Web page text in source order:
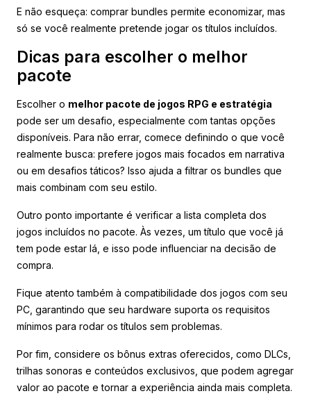
E não esqueça: comprar bundles permite economizar, mas
só se você realmente pretende jogar os títulos incluídos.
Dicas para escolher o melhor
pacote
Escolher o melhor pacote de jogos RPG e estratégia
pode ser um desafio, especialmente com tantas opções
disponíveis. Para não errar, comece definindo o que você
realmente busca: prefere jogos mais focados em narrativa
ou em desafios táticos? Isso ajuda a filtrar os bundles que
mais combinam com seu estilo.
Outro ponto importante é verificar a lista completa dos
jogos incluídos no pacote. Às vezes, um título que você já
tem pode estar lá, e isso pode influenciar na decisão de
compra.
Fique atento também à compatibilidade dos jogos com seu
PC, garantindo que seu hardware suporta os requisitos
mínimos para rodar os títulos sem problemas.
Por fim, considere os bônus extras oferecidos, como DLCs,
trilhas sonoras e conteúdos exclusivos, que podem agregar
valor ao pacote e tornar a experiência ainda mais completa.